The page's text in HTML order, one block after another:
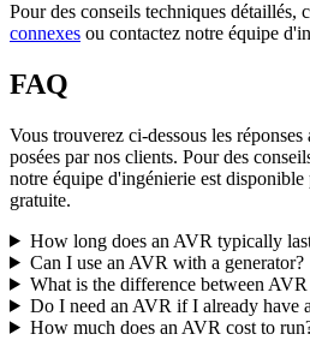
Pour des conseils techniques détaillés,
connexes ou contactez notre équipe
FAQ
Vous trouverez ci-dessous les
posées par nos clients. Pour des
notre équipe d'ingénierie est
gratuite.
How long does an AVR typically
Can I use an AVR with a generator?
What is the difference between
Do I need an AVR if I already have
How much does an AVR cost to